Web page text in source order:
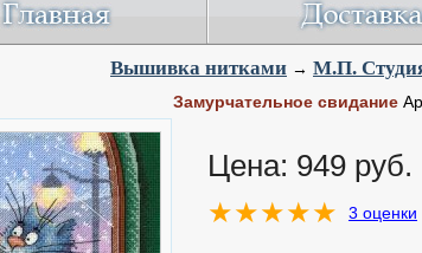
Вышивка нитками → М.П.
Замурчательное свидание
Цена: 949 руб.
3 оценки